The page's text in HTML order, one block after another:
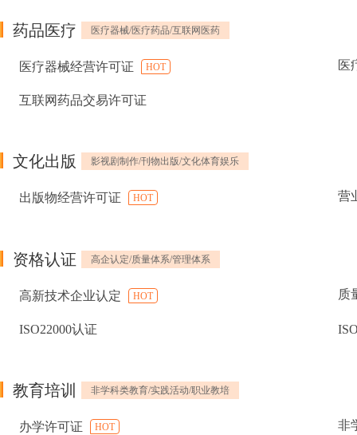
药品医疗 医疗器械/医疗药品/互联网医药
医疗器械经营许可证 HOT 医
互联网药品交易许可证
文化出版 影视剧制作/刊物出版/文化体育娱乐
出版物经营许可证 HOT 营
资格认证 高企认定/质量体系/管理体系
高新技术企业认定 HOT 质
ISO22000认证
教育培训 非学科类教育/实践活动/职业教培
办学许可证 HOT 非